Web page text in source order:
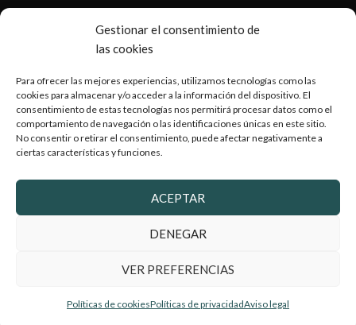
Gestionar el consentimiento de
las cookies
Para ofrecer las mejores experiencias, utilizamos tecnologías como las
cookies para almacenar y/o acceder a la información del dispositivo. El
consentimiento de estas tecnologías nos permitirá procesar datos como el
comportamiento de navegación o las identificaciones únicas en este sitio.
No consentir o retirar el consentimiento, puede afectar negativamente a
ciertas características y funciones.
ACEPTAR
DENEGAR
VER PREFERENCIAS
Políticas de cookiesPolíticas de privacidadAviso legal
Copyright © 2026 Armería Serrano |Desarrollado por
WebToSell